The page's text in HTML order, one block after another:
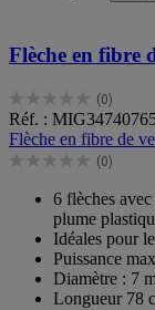
Flèche en fibre
(0)
0.0
sur
5
étoiles.
Réf. :
Flèche en fibre de
(0)
0.0
étoiles.
6 flèches
plume
Idéales pour
Puissance
Diamètre : 7
Longueur 78